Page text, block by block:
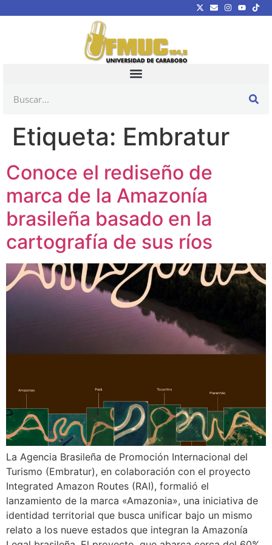
Etiqueta: Embratur
Conoce el rediseño de
marca de la Amazonía
brasileña basado en la
cartografía de sus ríos
La Agencia Brasileña de Promoción Internacional del
Turismo (Embratur), en colaboración con el proyecto
Integrated Amazon Routes (RAI), formalió el
lanzamiento de la marca «Amazonia», una iniciativa de
identidad territorial que busca unificar bajo un mismo
relato a los nueve estados que integran la Amazonía